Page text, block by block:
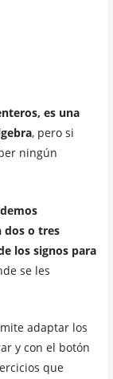
es una
, pero si
ningún
dos o tres
los signos para
se les
adaptar los
y con el botón
que